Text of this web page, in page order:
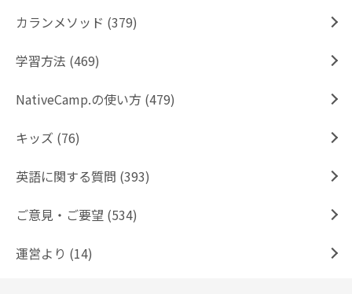
カランメソッド (379)
学習方法 (469)
NativeCamp.の使い方 (479)
キッズ (76)
英語に関する質問 (393)
ご意見・ご要望 (534)
運営より (14)